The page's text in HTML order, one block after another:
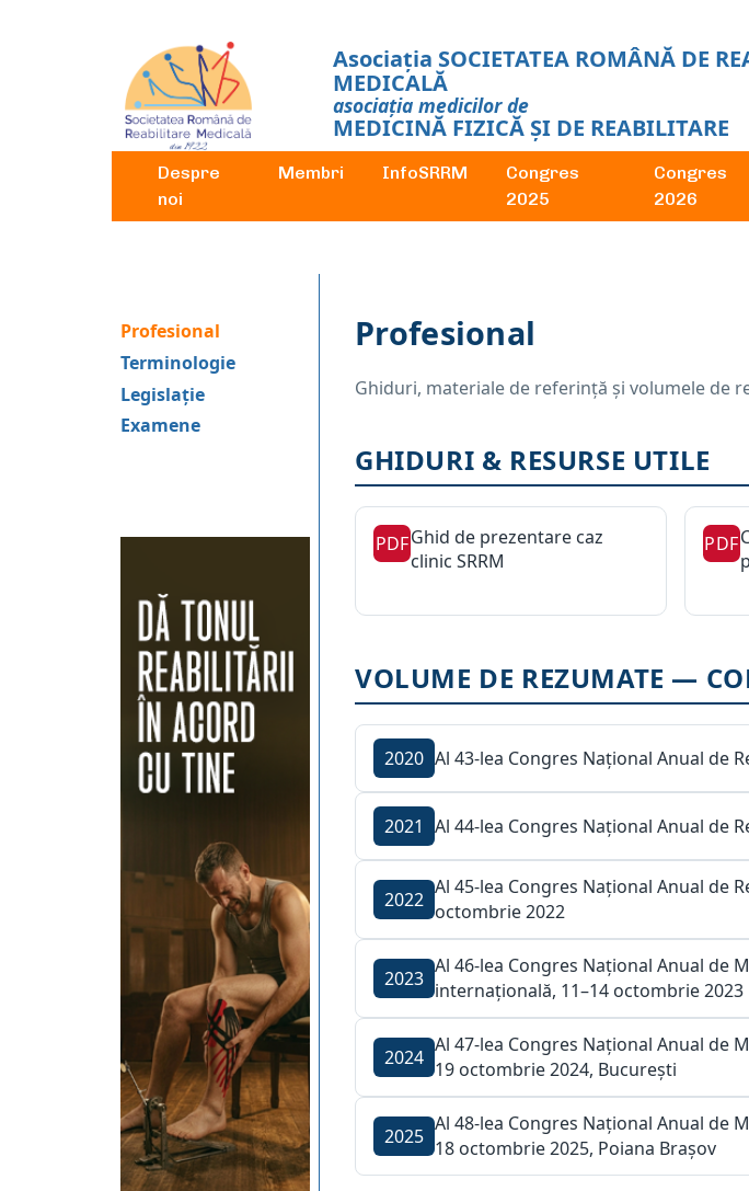
Asociația SOCIETATEA ROMÂNĂ DE
MEDICALĂ
asociația medicilor de
MEDICINĂ FIZICĂ ȘI DE REABILITARE
Despre
noi
Membri InfoSRRM
Congres
2025
Congres
2026
Profesional
Terminologie
Legislație
Examene
Profesional
Ghiduri, materiale de referință și volumele de
GHIDURI & RESURSE UTILE
PDFGhid de prezentare caz
clinic SRRM
PDF
VOLUME DE REZUMATE —
2020 Al 43-lea Congres Național Anual de
2021 Al 44-lea Congres Național Anual de
2022
Al 45-lea Congres Național Anual de
octombrie 2022
2023
Al 46-lea Congres Național Anual de
internațională, 11–14 octombrie 2023
2024
Al 47-lea Congres Național Anual de
19 octombrie 2024, București
2025
Al 48-lea Congres Național Anual de
18 octombrie 2025, Poiana Brașov